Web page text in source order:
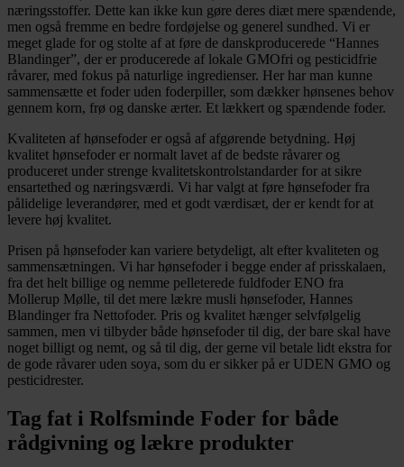
næringsstoffer. Dette kan ikke kun gøre deres diæt mere spændende,
men også fremme en bedre fordøjelse og generel sundhed. Vi er
meget glade for og stolte af at føre de danskproducerede “Hannes
Blandinger”, der er producerede af lokale GMOfri og pesticidfrie
råvarer, med fokus på naturlige ingredienser. Her har man kunne
sammensætte et foder uden foderpiller, som dækker hønsenes behov
gennem korn, frø og danske ærter. Et lækkert og spændende foder.
Kvaliteten af hønsefoder er også af afgørende betydning. Høj
kvalitet hønsefoder er normalt lavet af de bedste råvarer og
produceret under strenge kvalitetskontrolstandarder for at sikre
ensartethed og næringsværdi. Vi har valgt at føre hønsefoder fra
pålidelige leverandører, med et godt værdisæt, der er kendt for at
levere høj kvalitet.
Prisen på hønsefoder kan variere betydeligt, alt efter kvaliteten og
sammensætningen. Vi har hønsefoder i begge ender af prisskalaen,
fra det helt billige og nemme pelleterede fuldfoder ENO fra
Mollerup Mølle, til det mere lækre musli hønsefoder, Hannes
Blandinger fra Nettofoder. Pris og kvalitet hænger selvfølgelig
sammen, men vi tilbyder både hønsefoder til dig, der bare skal have
noget billigt og nemt, og så til dig, der gerne vil betale lidt ekstra for
de gode råvarer uden soya, som du er sikker på er UDEN GMO og
pesticidrester.
Tag fat i Rolfsminde Foder for både
rådgivning og lækre produkter